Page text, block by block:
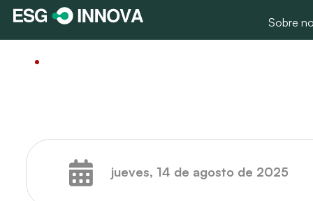
Sobre
jueves, 14 de agosto de 2025